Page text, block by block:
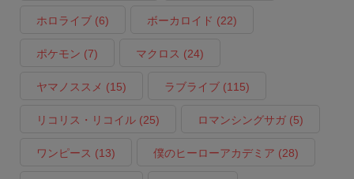
ホロライブ(6) ボーカロイド (22)
ポケモン (7) マクロス (24)
ヤマノススメ (15) ラブライブ(115)
リコリス・リコイル(25) ロマンシングサガ(5)
ワンピース (13) 僕のヒーローアカデミア (28)